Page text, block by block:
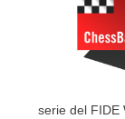
serie del FIDE